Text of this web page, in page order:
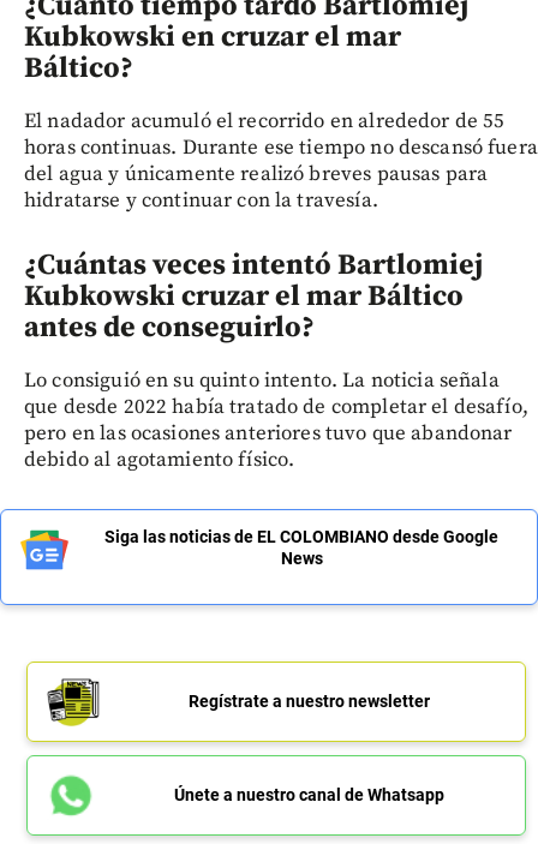
Kubkowski en cruzar el mar
Báltico?
El nadador acumuló el recorrido en alrededor de 55
horas continuas. Durante ese tiempo no descansó fuera
del agua y únicamente realizó breves pausas para
hidratarse y continuar con la travesía.
¿Cuántas veces intentó Bartlomiej
Kubkowski cruzar el mar Báltico
antes de conseguirlo?
Lo consiguió en su quinto intento. La noticia señala
que desde 2022 había tratado de completar el desafío,
pero en las ocasiones anteriores tuvo que abandonar
debido al agotamiento físico.
Siga las noticias de EL COLOMBIANO desde Google
News
Regístrate a nuestro newsletter
Únete a nuestro canal de Whatsapp